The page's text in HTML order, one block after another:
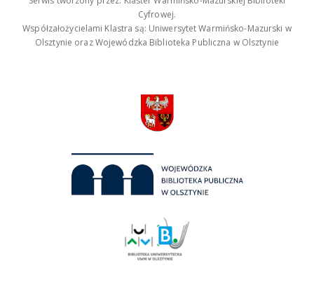
Cyfrowej.
Współzałożycielami Klastra są: Uniwersytet Warmińsko-Mazurski w
Olsztynie oraz Wojewódzka Biblioteka Publiczna w Olsztynie